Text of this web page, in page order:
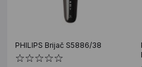
PHILIPS Brijač S5886/38